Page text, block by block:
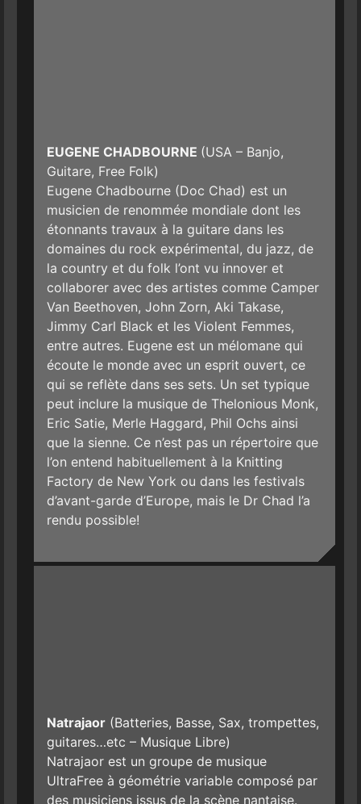
EUGENE CHADBOURNE (USA – Banjo,
Guitare, Free Folk)
Eugene Chadbourne (Doc Chad) est un
musicien de renommée mondiale dont les
étonnants travaux à la guitare dans les
domaines du rock expérimental, du jazz, de
la country et du folk l’ont vu innover et
collaborer avec des artistes comme Camper
Van Beethoven, John Zorn, Aki Takase,
Jimmy Carl Black et les Violent Femmes,
entre autres. Eugene est un mélomane qui
écoute le monde avec un esprit ouvert, ce
qui se reflète dans ses sets. Un set typique
peut inclure la musique de Thelonious Monk,
Eric Satie, Merle Haggard, Phil Ochs ainsi
que la sienne. Ce n’est pas un répertoire que
l’on entend habituellement à la Knitting
Factory de New York ou dans les festivals
d’avant-garde d’Europe, mais le Dr Chad l’a
rendu possible!
Natrajaor(Batteries, Basse, Sax, trompettes,
guitares…etc – Musique Libre)
Natrajaor est un groupe de musique
UltraFree à géométrie variable composé par
des musiciens issus de la scène nantaise.